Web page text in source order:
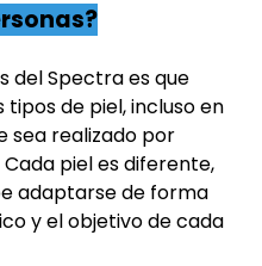
del Spectra es que
de piel, incluso en
sea realizado por
piel es diferente,
adaptarse de forma
y el objetivo de cada